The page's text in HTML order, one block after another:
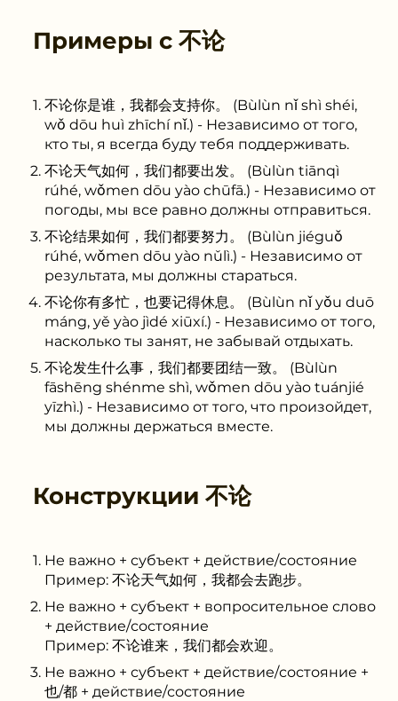
Примеры с 不论
不论你是谁，我都会支持你。 (Bùlùn nǐ shì shéi,
wǒ dōu huì zhīchí nǐ.) - Независимо от того,
кто ты, я всегда буду тебя поддерживать.
不论天气如何，我们都要出发。 (Bùlùn tiānqì
rúhé, wǒmen dōu yào chūfā.) - Независимо от
погоды, мы все равно должны отправиться.
不论结果如何，我们都要努力。 (Bùlùn jiéguǒ
rúhé, wǒmen dōu yào nǔlì.) - Независимо от
результата, мы должны стараться.
不论你有多忙，也要记得休息。 (Bùlùn nǐ yǒu duō
máng, yě yào jìdé xiūxí.) - Независимо от того,
насколько ты занят, не забывай отдыхать.
不论发生什么事，我们都要团结一致。 (Bùlùn
fāshēng shénme shì, wǒmen dōu yào tuánjié
yīzhì.) - Независимо от того, что произойдет,
мы должны держаться вместе.
Конструкции 不论
Не важно + субъект + действие/состояние
Пример: 不论天气如何，我都会去跑步。
Не важно + субъект + вопросительное слово
+ действие/состояние
Пример: 不论谁来，我们都会欢迎。
Не важно + субъект + действие/состояние +
也/都 + действие/состояние